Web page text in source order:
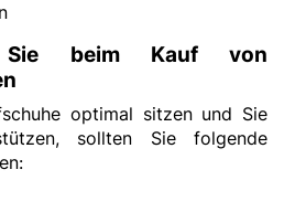
Sie beim Kauf von
optimal sitzen und Sie
sollten Sie folgende